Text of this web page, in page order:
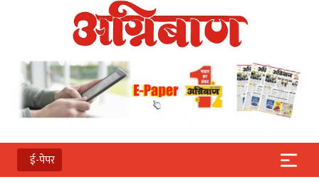
ई-पेपर